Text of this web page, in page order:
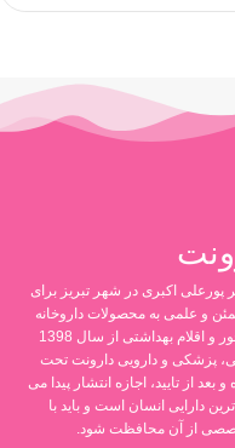
پورعلی اکبری در شهر تبریز برای
و علمی به محصولات داروخانه
ای، مکمل‌های تغذیه‌ای، فرآورده‌های سلامت‌محور و اقلام بهداشتی از سال 1398
پزشکی و دارویی دارونت تحت
از تایید، اجازه انتشار پیدا می
دارایی انسان است و باید با
از آن محافظت شود.